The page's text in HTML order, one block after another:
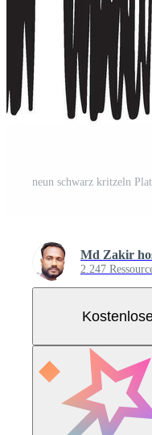
Md Zakir
2.247